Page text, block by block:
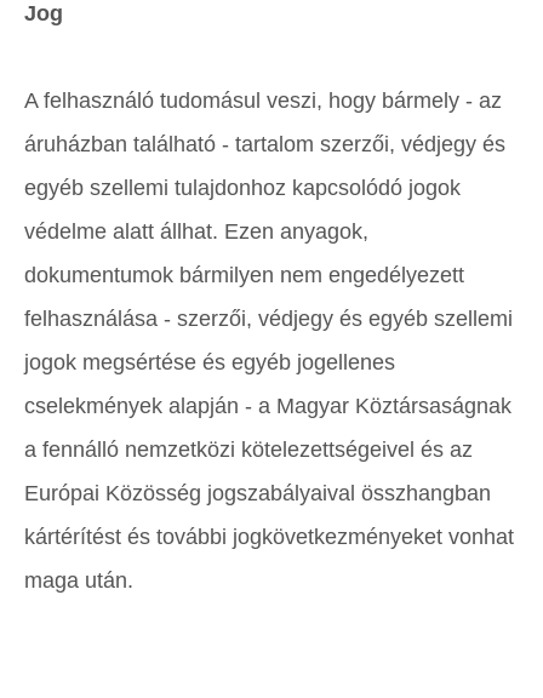
Jog
A felhasználó tudomásul veszi, hogy bármely - az
áruházban található - tartalom szerzői, védjegy és
egyéb szellemi tulajdonhoz kapcsolódó jogok
védelme alatt állhat. Ezen anyagok,
dokumentumok bármilyen nem engedélyezett
felhasználása - szerzői, védjegy és egyéb szellemi
jogok megsértése és egyéb jogellenes
cselekmények alapján - a Magyar Köztársaságnak
a fennálló nemzetközi kötelezettségeivel és az
Európai Közösség jogszabályaival összhangban
kártérítést és további jogkövetkezményeket vonhat
maga után.